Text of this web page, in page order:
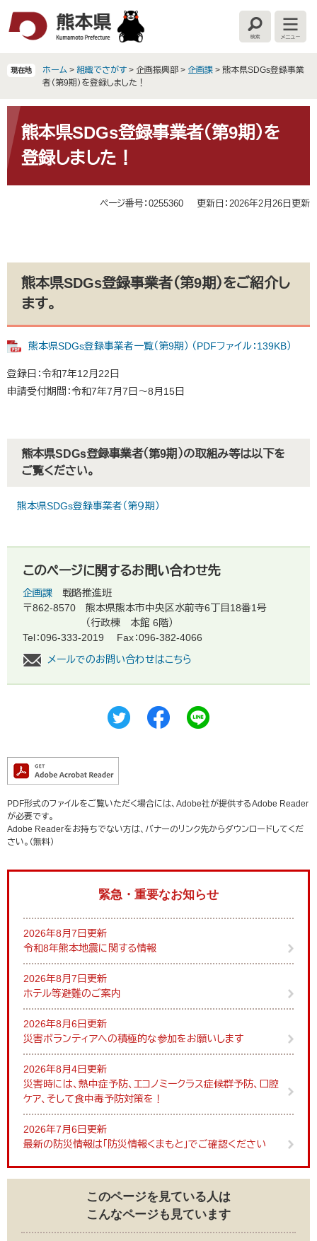
文
へ
検
索
メ
ニ
ー
現在地 ホーム > 組織でさがす > 企画振興部 > 企画課 > 熊本県SDGs登録事業
者（第9期）を登録しました！
文 熊本県SDGs登録事業者（第9期）を
登録しました！
ページ番号：0255360 更新日：2026年2月26日更新
熊本県SDGs登録事業者（第9期）をご紹介し
ます。
熊本県SDGs登録事業者一覧（第9期） （PDFファイル：139KB）
登録日：令和7年12月22日
申請受付期間：令和7年7月7日～8月15日
熊本県SDGs登録事業者（第9期）の取組み等は以下を
ご覧ください。
熊本県SDGs登録事業者（第９期）
このページに関するお問い合わせ先
企画課
戦略推進班
〒862-8570
熊本県熊本市中央区水前寺6丁目18番1号
（行政棟 本館 6階）
Tel：096-333-2019
Fax：096-382-4066
メールでのお問い合わせはこちら
PDF形式のファイルをご覧いただく場合には、Adobe社が提供するAdobe Reader
が必要です。
Adobe Readerをお持ちでない方は、バナーのリンク先からダウンロードしてくだ
さい。（無料）
緊急・重要なお知らせ
2026年8月7日更新
令和8年熊本地震に関する情報
2026年8月7日更新
ホテル等避難のご案内
2026年8月6日更新
災害ボランティアへの積極的な参加をお願いします
2026年8月4日更新
災害時には、熱中症予防、エコノミークラス症候群予防、口腔
ケア、そして食中毒予防対策を！
2026年7月6日更新
最新の防災情報は「防災情報くまもと」でご確認ください
このページを見ている人は
こんなページも見ています